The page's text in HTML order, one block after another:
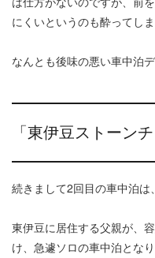
にくいというのも酔ってし
なんとも後味の悪い車中泊
「東伊豆ストーン
続きまして2回目の車中泊は
東伊豆に居住する父親が、
け、急遽ソロの車中泊とな